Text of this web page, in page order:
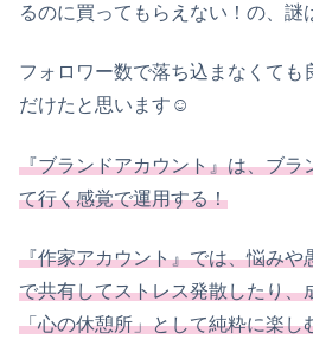
るのに買ってもらえない！の、謎
フォロワー数で落ち込まなくても
だけたと思います☺
『ブランドアカウント』は、ブラ
て行く感覚で運用する！
『作家アカウント』では、悩みや
で共有してストレス発散したり、
「心の休憩所」として純粋に楽し